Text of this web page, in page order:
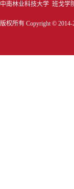
中南林业科技大学 班戈学
版权所有 Copyright © 2014-